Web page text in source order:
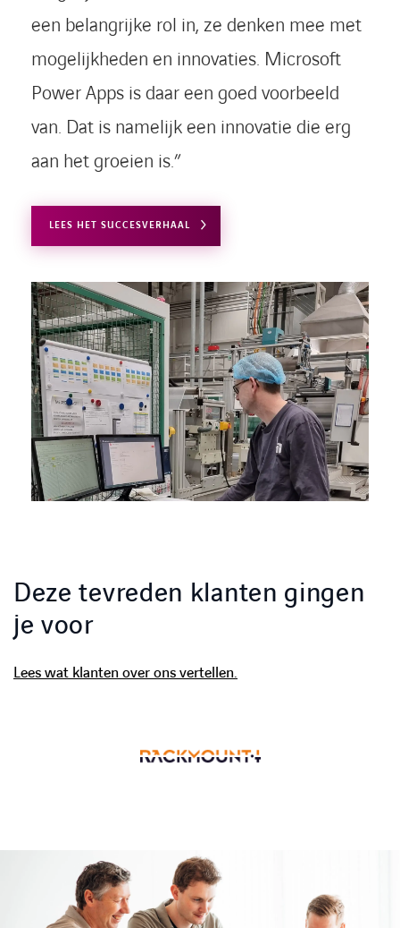
een belangrijke rol in, ze denken mee met
mogelijkheden en innovaties. Microsoft
Power Apps is daar een goed voorbeeld
van. Dat is namelijk een innovatie die erg
aan het groeien is.”
LEES HET SUCCESVERHAAL
Deze tevreden klanten gingen
je voor
Lees wat klanten over ons vertellen.